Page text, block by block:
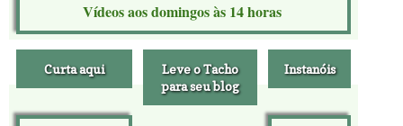
Vídeos aos domingos às 14 horas
Curta aqui
Leve o Tacho
para seu blog
Instanóis